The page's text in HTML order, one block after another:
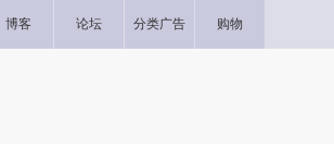
博客 论坛 分类广告 购物